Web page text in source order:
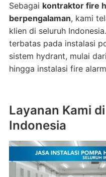
Sebagai kontraktor fire
berpengalaman, kami
klien di seluruh
terbatas pada instalasi
sistem hydrant, mulai
hingga instalasi fire
Layanan Kami
Indonesia